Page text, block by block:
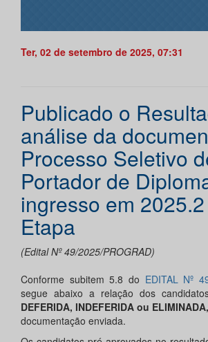
Ter, 02 de setembro de 2025, 07:31
Publicado o
análise da
Processo Seletivo
Portador de
ingresso em 2025.2
Etapa
(Edital Nº 49/2025/PROGRAD)
Conforme subitem 5.8 do EDITAL Nº
segue abaixo a relação dos
DEFERIDA, INDEFERIDA ou ELIMINADA,
documentação enviada.